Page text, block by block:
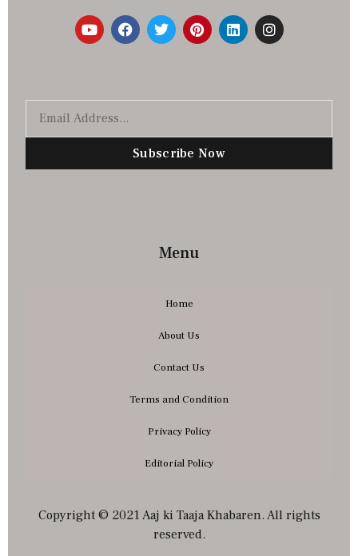
Subscribe Now
Menu
Home
About Us
Contact Us
Terms and Condition
Privacy Policy
Editorial Policy
Copyright © 2021 Aaj ki Taaja Khabaren. All rights
reserved.